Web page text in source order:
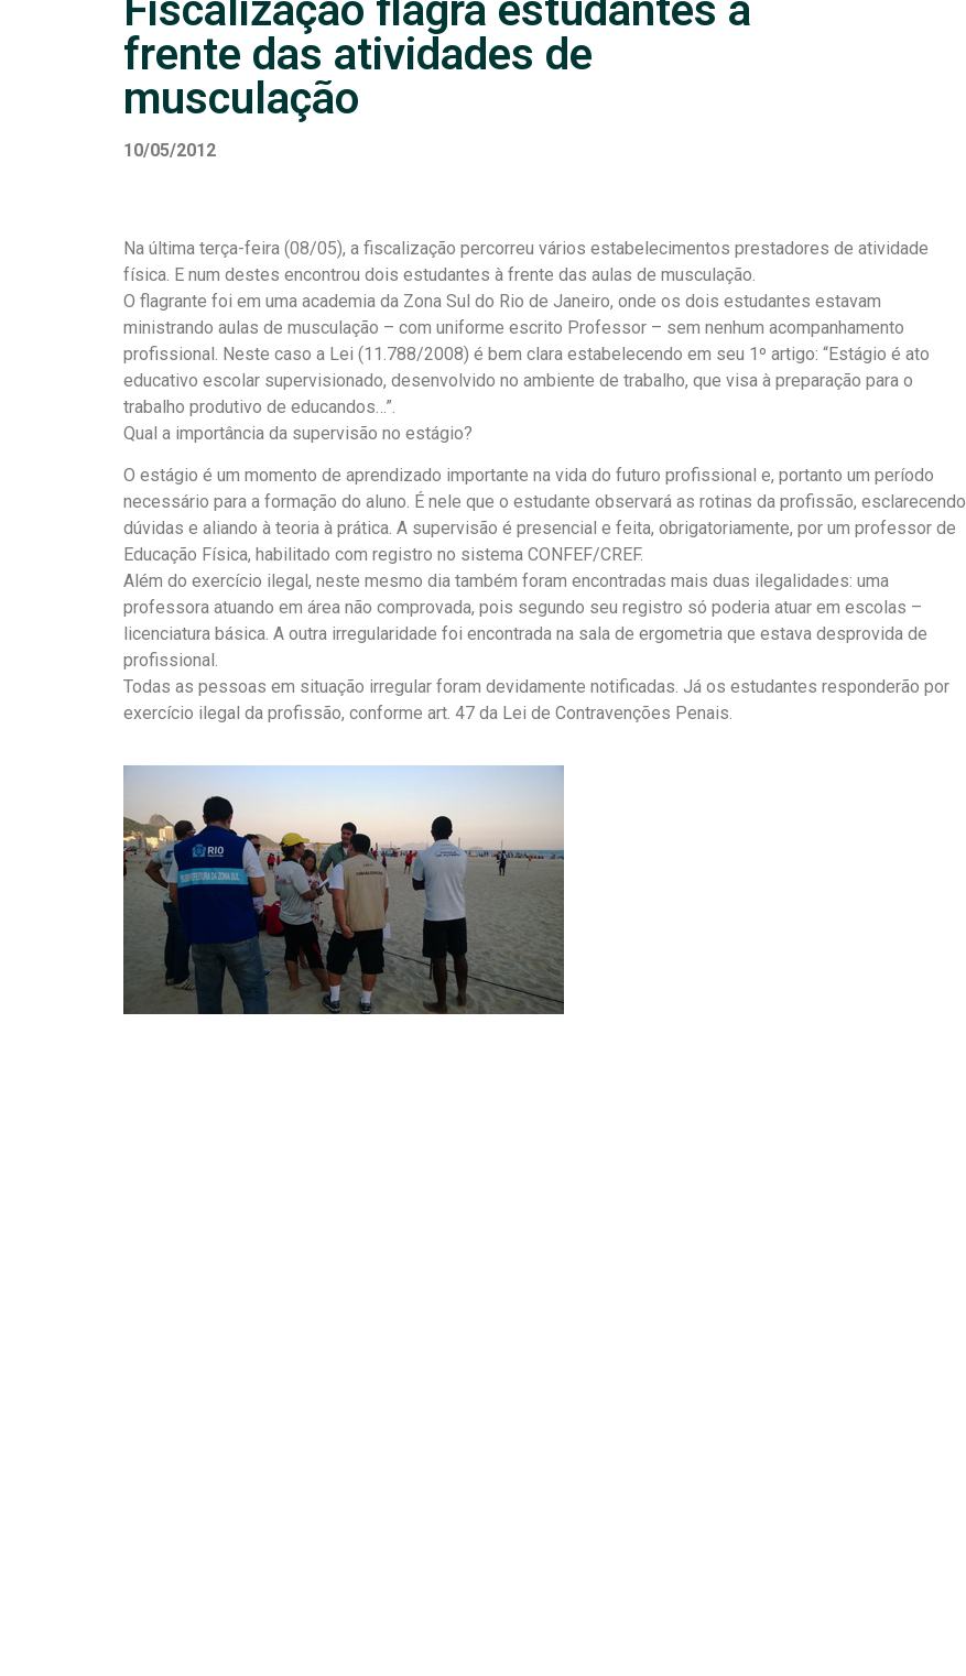
Fiscalização flagra estudantes à
frente das atividades de
musculação
10/05/2012
Na última terça-feira (08/05), a fiscalização percorreu vários estabelecimentos prestadores de atividade
física. E num destes encontrou dois estudantes à frente das aulas de musculação.
O flagrante foi em uma academia da Zona Sul do Rio de Janeiro, onde os dois estudantes estavam
ministrando aulas de musculação – com uniforme escrito Professor – sem nenhum acompanhamento
profissional. Neste caso a Lei (11.788/2008) é bem clara estabelecendo em seu 1º artigo: “Estágio é ato
educativo escolar supervisionado, desenvolvido no ambiente de trabalho, que visa à preparação para o
trabalho produtivo de educandos…”.
Qual a importância da supervisão no estágio?
O estágio é um momento de aprendizado importante na vida do futuro profissional e, portanto um período
necessário para a formação do aluno. É nele que o estudante observará as rotinas da profissão, esclarecendo
dúvidas e aliando à teoria à prática. A supervisão é presencial e feita, obrigatoriamente, por um professor de
Educação Física, habilitado com registro no sistema CONFEF/CREF.
Além do exercício ilegal, neste mesmo dia também foram encontradas mais duas ilegalidades: uma
professora atuando em área não comprovada, pois segundo seu registro só poderia atuar em escolas –
licenciatura básica. A outra irregularidade foi encontrada na sala de ergometria que estava desprovida de
profissional.
Todas as pessoas em situação irregular foram devidamente notificadas. Já os estudantes responderão por
exercício ilegal da profissão, conforme art. 47 da Lei de Contravenções Penais.